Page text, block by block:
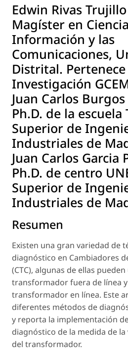
Edwin Rivas Trujillo
Magíster en
Información y las
Comunicaciones,
Distrital.
Investigación
Juan Carlos Burgos
Ph.D. de la escuela
Superior de
Industriales de
Juan Carlos Garcia
Ph.D. de centro
Superior de
Industriales de
Resumen
Existen una gran variedad de
diagnóstico en Cambiadores
(CTC), algunas de ellas
transformador fuera de línea
transformador en línea. Este
diferentes métodos de
y reporta la implementación
diagnóstico de la medida de
del transformador.